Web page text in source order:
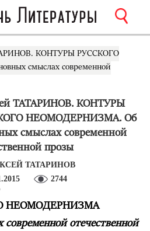
КОНТУРЫ РУССКОГО
смыслах современной
ТАТАРИНОВ. КОНТУРЫ
НЕОМОДЕРНИЗМА. Об
смыслах современной
прозы
ТАТАРИНОВ
2744
НЕОМОДЕРНИЗМА
отечественной